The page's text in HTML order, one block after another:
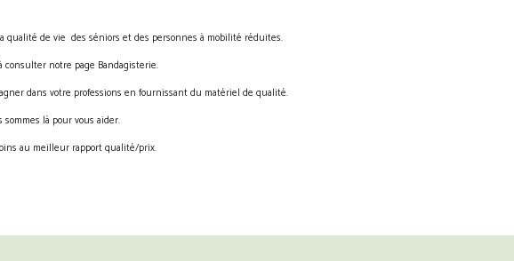
qualité de vie des séniors et des personnes à mobilité réduites.
consulter notre page Bandagisterie.
dans votre professions en fournissant du matériel de qualité.
là pour vous aider.
au meilleur rapport qualité/prix.